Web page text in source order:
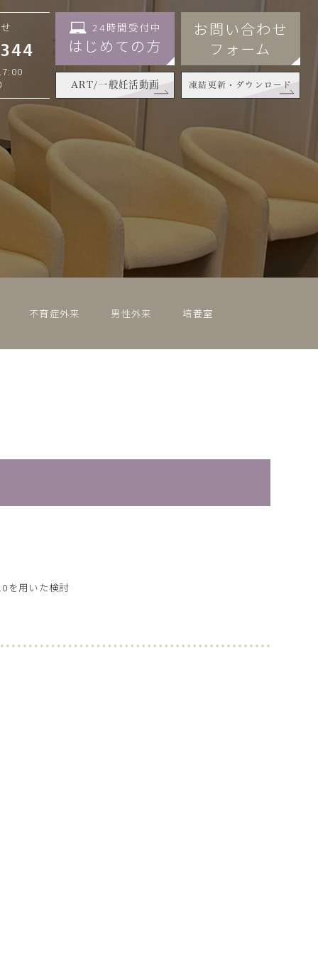
24時間受付中
はじめての方
ART/一般妊活動画
お問い合わせ
フォーム
凍結更新・ダウンロード
不育症外来 男性外来 培養室
を用いた検討